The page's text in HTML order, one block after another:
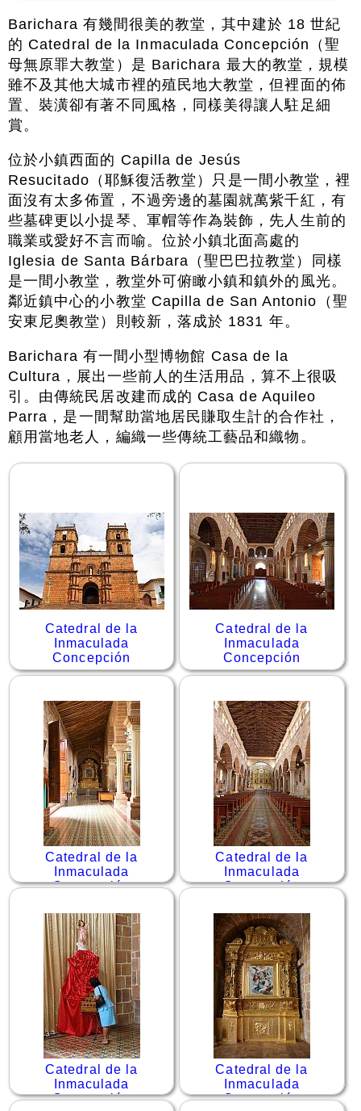
Barichara 有幾間很美的教堂，其中建於 18 世紀
的 Catedral de la Inmaculada Concepción（聖
母無原罪大教堂）是 Barichara 最大的教堂，規模
雖不及其他大城市裡的殖民地大教堂，但裡面的佈
置、裝潢卻有著不同風格，同樣美得讓人駐足細
賞。
位於小鎮西面的 Capilla de Jesús
Resucitado（耶穌復活教堂）只是一間小教堂，裡
面沒有太多佈置，不過旁邊的墓園就萬紫千紅，有
些墓碑更以小提琴、軍帽等作為裝飾，先人生前的
職業或愛好不言而喻。位於小鎮北面高處的
Iglesia de Santa Bárbara（聖巴巴拉教堂）同樣
是一間小教堂，教堂外可俯瞰小鎮和鎮外的風光。
鄰近鎮中心的小教堂 Capilla de San Antonio（聖
安東尼奧教堂）則較新，落成於 1831 年。
Barichara 有一間小型博物館 Casa de la
Cultura，展出一些前人的生活用品，算不上很吸
引。由傳統民居改建而成的 Casa de Aquileo
Parra，是一間幫助當地居民賺取生計的合作社，
顧用當地老人，編織一些傳統工藝品和織物。
Catedral de la
Inmaculada
Concepción
Catedral de la
Inmaculada
Concepción
Catedral de la
Inmaculada
Concepción
Catedral de la
Inmaculada
Concepción
Catedral de la
Inmaculada
Concepción
Catedral de la
Inmaculada
Concepción